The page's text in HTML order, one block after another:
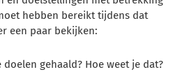
hebben bereikt tijdens dat
een paar bekijken:
gehaald? Hoe weet je dat?